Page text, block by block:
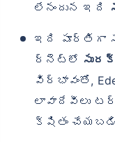
లేనందున ఇది
ఇది పూర్తిగా
ర్నెట్‌లో
విర్భావంతో,
లావాదేవీలు
క్షితం